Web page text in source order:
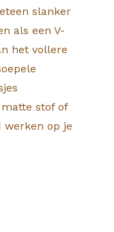
slanker
als een V-
het vollere
stof of
op je